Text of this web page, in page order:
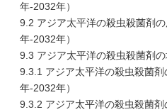
年-2032年）
9.2 アジア太平洋の殺虫殺菌剤
年-2032年）
9.3 アジア太平洋の殺虫殺菌剤
9.3.1 アジア太平洋の殺虫殺菌
年-2032年）
9.3.2 アジア太平洋の殺虫殺菌